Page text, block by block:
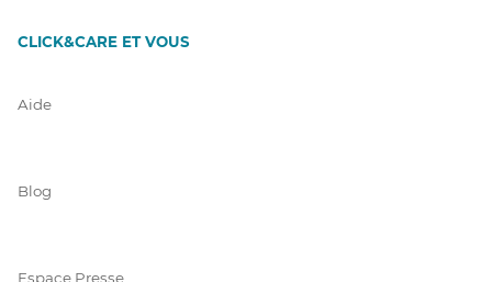
CLICK&CARE ET VOUS
Aide
Blog
Espace Presse